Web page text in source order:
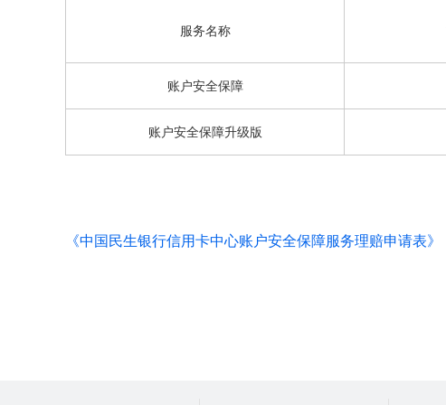
服务名称
账户安全保障
账户安全保障升级版
《中国民生银行信用卡中心账户安全保障服务理赔申请表》